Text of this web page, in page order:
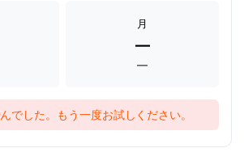
月
—
—
でした。もう一度お試しください。